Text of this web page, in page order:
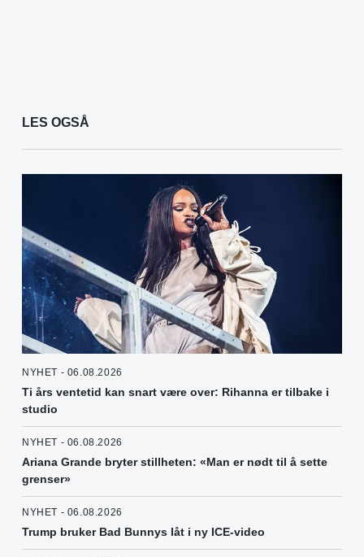
LES OGSÅ
NYHET - 06.08.2026
Ti års ventetid kan snart være over: Rihanna er tilbake i
studio
NYHET - 06.08.2026
Ariana Grande bryter stillheten: «Man er nødt til å sette
grenser»
NYHET - 06.08.2026
Trump bruker Bad Bunnys låt i ny ICE-video